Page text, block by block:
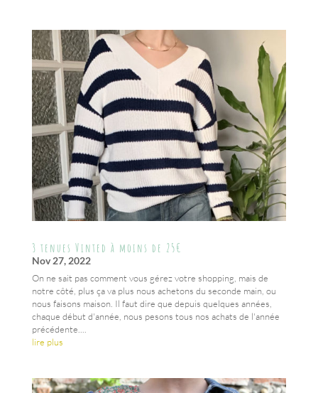
3 tenues Vinted à moins de 25€
Nov 27, 2022
On ne sait pas comment vous gérez votre shopping, mais de
notre côté, plus ça va plus nous achetons du seconde main, ou
nous faisons maison. Il faut dire que depuis quelques années,
chaque début d'année, nous pesons tous nos achats de l'année
précédente....
lire plus